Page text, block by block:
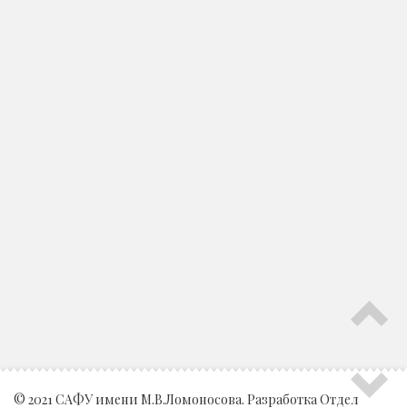
© 2021 САФУ имени М.В.Ломоносова. РазработкаОтдел